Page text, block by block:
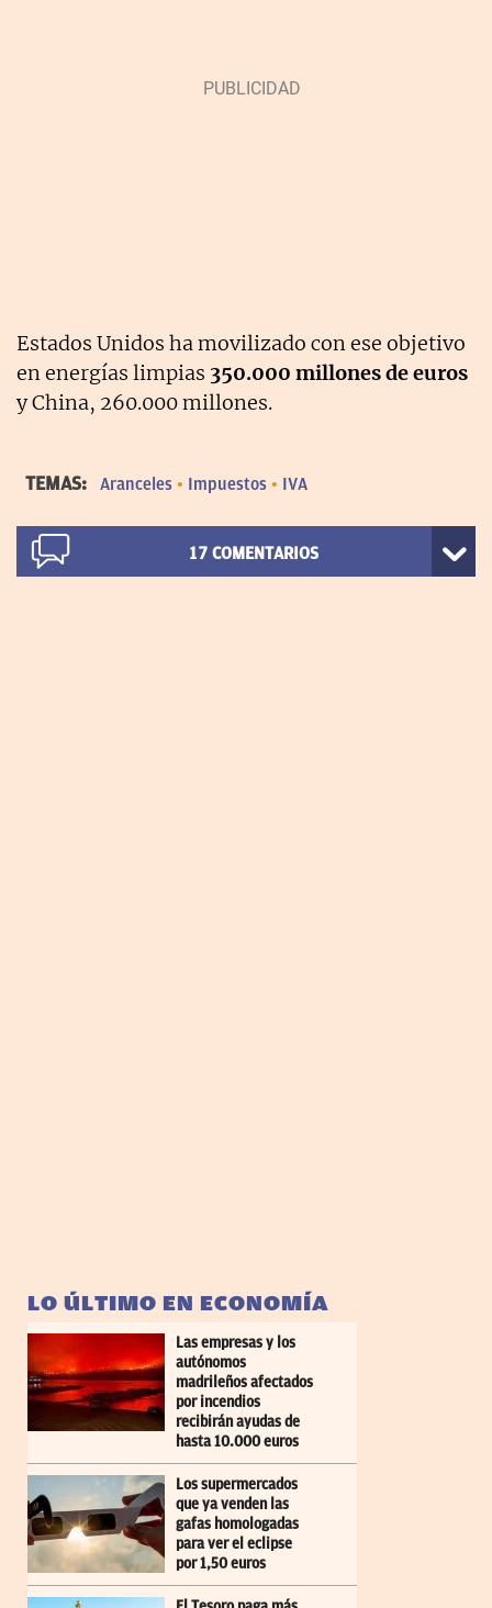
Estados Unidos ha movilizado con ese objetivo
en energías limpias 350.000 millones de euros
y China, 260.000 millones.
TEMAS: Aranceles Impuestos IVA
17 COMENTARIOS
LO ÚLTIMO EN ECONOMÍA
Las empresas y los
autónomos
madrileños afectados
por incendios
recibirán ayudas de
hasta 10.000 euros
Los supermercados
que ya venden las
gafas homologadas
para ver el eclipse
por 1,50 euros